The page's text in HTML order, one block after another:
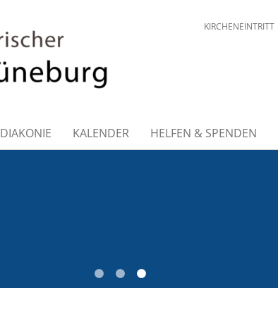
KIRCHENEINTRITT
DIAKONIE KALENDER HELFEN & SPENDEN